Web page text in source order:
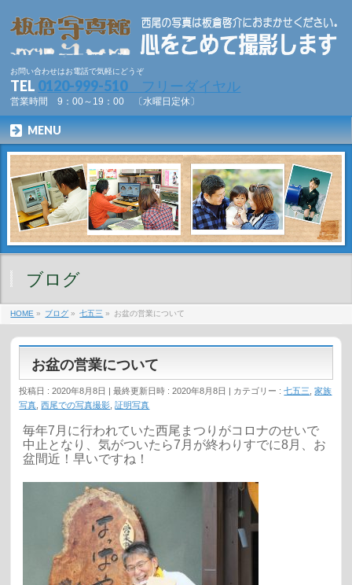
お問い合わせはお電話で気軽にどうぞ
TEL 0120-999-510 フリーダイヤル
営業時間 9：00～19：00 〔水曜日定休〕
MENU
ブログ
HOME » ブログ » 七五三 » お盆の営業について
お盆の営業について
投稿日 : 2020年8月8日 最終更新日時 : 2020年8月8日 カテゴリー :七五三 ,家族
写真 ,西尾での写真撮影 ,証明写真
毎年7月に行われていた西尾まつりがコロナのせいで
中止となり、気がついたら7月が終わりすでに8月、お
盆間近！早いですね！